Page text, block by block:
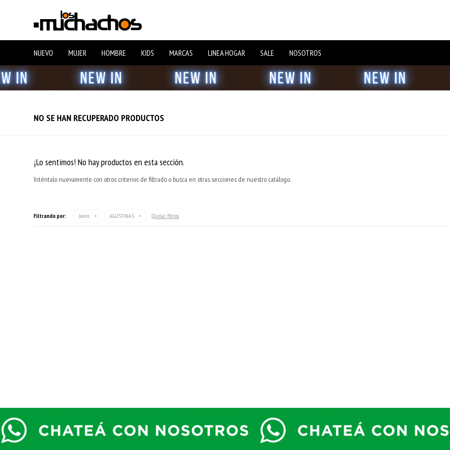
NUEVO MUJER HOMBRE KIDS MARCAS LINEA HOGAR SALE NOSOTROS
NO SE HAN RECUPERADO PRODUCTOS
¡Lo sentimos! No hay productos en esta sección.
Inténtalo nuevamente con otros criterios de filtrado o busca en otras secciones de nuestro catálogo.
Filtrando por: Jeans AGUSTINAS Quitar filtros